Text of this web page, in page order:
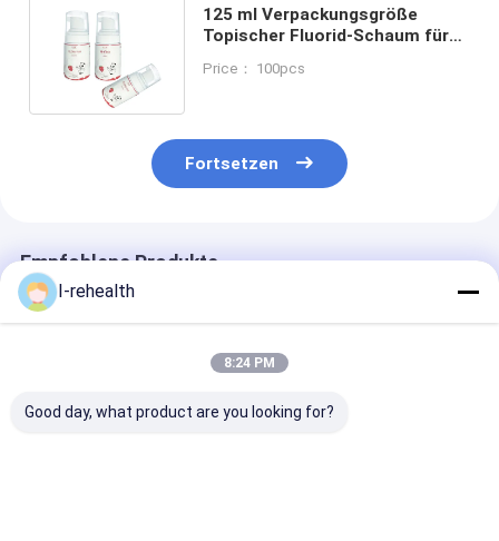
125 ml Verpackungsgröße
Topischer Fluorid-Schaum für
Erdbeergeschmack
Price： 100pcs
Fortsetzen
Empfohlene Produkte
I-rehealth
8:24 PM
Good day, what product are you looking for?